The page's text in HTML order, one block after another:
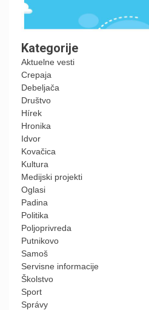
Kategorije
Aktuelne vesti
Crepaja
Debeljača
Društvo
Hírek
Hronika
Idvor
Kovačica
Kultura
Medijski projekti
Oglasi
Padina
Politika
Poljoprivreda
Putnikovo
Samoš
Servisne informacije
Školstvo
Sport
Správy